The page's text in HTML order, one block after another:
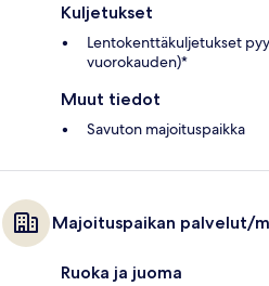
Kuljetukset
Lentokenttäkuljetukset
vuorokauden)*
Muut tiedot
Savuton majoituspaikka
Majoituspaikan palvelut/
Ruoka ja juoma